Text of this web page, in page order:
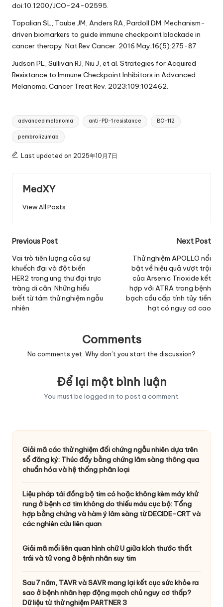
doi:10.1200/JCO-24-02595.
Topalian SL, Taube JM, Anders RA, Pardoll DM. Mechanism-
driven biomarkers to guide immune checkpoint blockade in
cancer therapy. Nat Rev Cancer. 2016 May;16(5):275-87.
Judson PL, Sullivan RJ, Niu J, et al. Strategies for Acquired
Resistance to Immune Checkpoint Inhibitors in Advanced
Melanoma. Cancer Treat Rev. 2023;109:102462.
Tags:
advanced melanoma anti-PD-1 resistance BO-112
pembrolizumab
Last updated on 2025年10月7日
MedXY
View All Posts
Post
navigation
Previous Post
Vai trò tiên lượng của sự
khuếch đại và đột biến
HER2 trong ung thư đại trực
tràng di căn: Những hiểu
biết từ tám thử nghiệm ngẫu
nhiên
Next Post
Thử nghiệm APOLLO nổi
bật về hiệu quả vượt trội
của Arsenic Trioxide kết
hợp với ATRA trong bệnh
bạch cầu cấp tính tủy tiền
hạt có nguy cơ cao
Comments
No comments yet. Why don’t you start the discussion?
Để lại một bình luận
You must be logged in to post a comment.
Giải mã các thử nghiệm đối chứng ngẫu nhiên dựa trên
sổ đăng ký: Thúc đẩy bằng chứng lâm sàng thông qua
chuẩn hóa và hệ thống phân loại
Liệu pháp tái đồng bộ tim có hoặc không kèm máy khử
rung ở bệnh cơ tim không do thiếu máu cục bộ: Tổng
hợp bằng chứng và hàm ý lâm sàng từ DECIDE-CRT và
các nghiên cứu liên quan
Giải mã mối liên quan hình chữ U giữa kích thước thất
trái và tử vong ở bệnh nhân suy tim
Sau 7 năm, TAVR và SAVR mang lại kết cục sức khỏe ra
sao ở bệnh nhân hẹp động mạch chủ nguy cơ thấp?
Dữ liệu từ thử nghiệm PARTNER 3